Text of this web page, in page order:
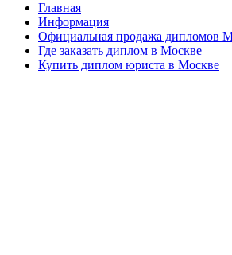
Главная
Информация
Официальная продажа дипломов
Где заказать диплом в Москве
Купить диплом юриста в Москве